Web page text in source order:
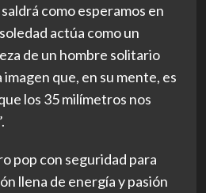
como esperamos en
actúa como un
de un hombre solitario
que, en su mente, es
los 35 milímetros nos
pop con seguridad para
llena de energía y pasión